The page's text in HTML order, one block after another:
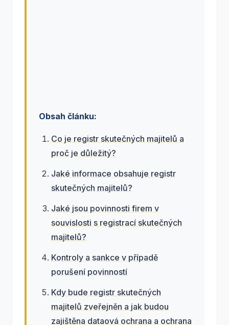
Obsah článku:
Co je registr skutečných majitelů a
proč je důležitý?
Jaké informace obsahuje registr
skutečných majitelů?
Jaké jsou povinnosti firem v
souvislosti s registrací skutečných
majitelů?
Kontroly a sankce v případě
porušení povinností
Kdy bude registr skutečných
majitelů zveřejněn a jak budou
zajištěna dataová ochrana a ochrana